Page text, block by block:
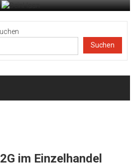
Suchen
im Einzelhandel